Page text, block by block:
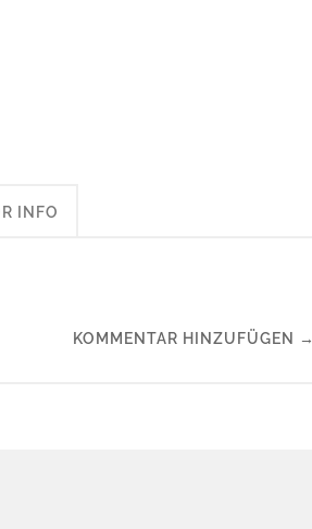
INFO
KOMMENTAR HINZUFÜGEN →